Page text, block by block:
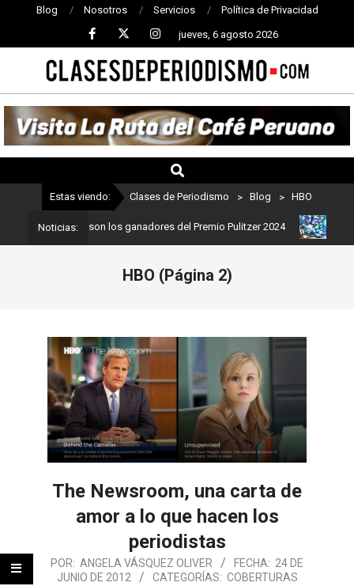
Blog Nosotros Servicios Política de Privacidad
jueves, 6 agosto 2026
CLASES
DE
PERIODISMO
Estas viendo: Clases de Periodismo > Blog > HBO
Noticias:
Estos son los ganadores del Premio Pulitzer 2024
HBO (Página 2)
The Newsroom, una carta de
amor a lo que hacen los
periodistas
POR: ANGELA VÁSQUEZ OLIVER FECHA: 24 DE
JUNIO DE 2012
CATEGORÍAS: COBERTURAS